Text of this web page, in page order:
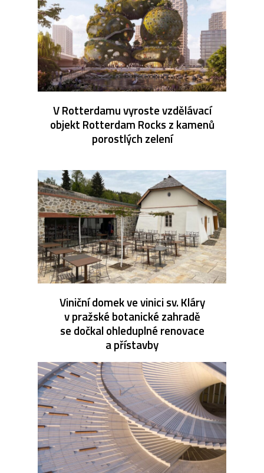
V Rotterdamu vyroste vzdělávací
objekt Rotterdam Rocks z kamenů
porostlých zelení
Viniční domek ve vinici sv. Kláry
v pražské botanické zahradě
se dočkal ohleduplné renovace
a přístavby